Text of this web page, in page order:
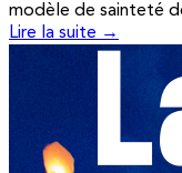
modèle de sainteté
Lire la suite →